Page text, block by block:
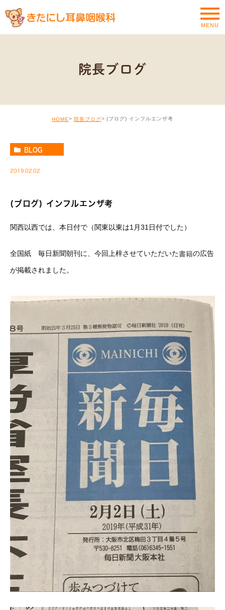
MENU
院長ブログ
HOME 院長ブログ (ブログ) インフルエンザ考
BLOG
2019.02.02
(ブログ) インフルエンザ考
関西以西では、本日付で（関東以東は1月31日付でした）
全国紙 毎日新聞朝刊に、今回上梓させていただいた書籍の広告
が掲載されました。